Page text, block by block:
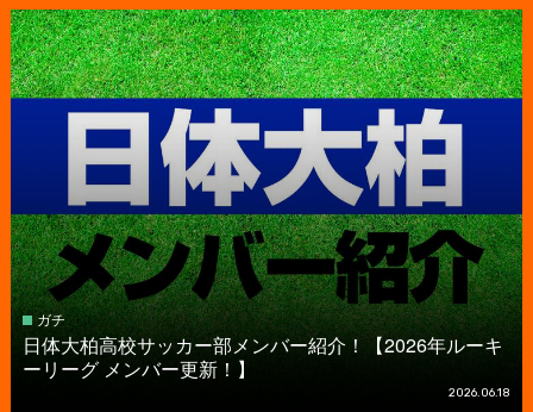
ガチ
日体大柏高校サッカー部メンバー紹介！【2026年ルーキ
ーリーグ メンバー更新！】
2026.06.18